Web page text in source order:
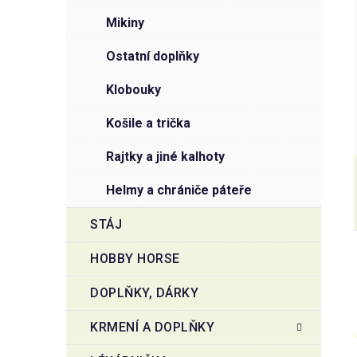
mikiny
ostatní doplňky
klobouky
košile a trička
rajtky a jiné kalhoty
helmy a chrániče páteře
STÁJ
HOBBY HORSE
DOPLŇKY, DÁRKY
KRMENÍ A DOPLŇKY